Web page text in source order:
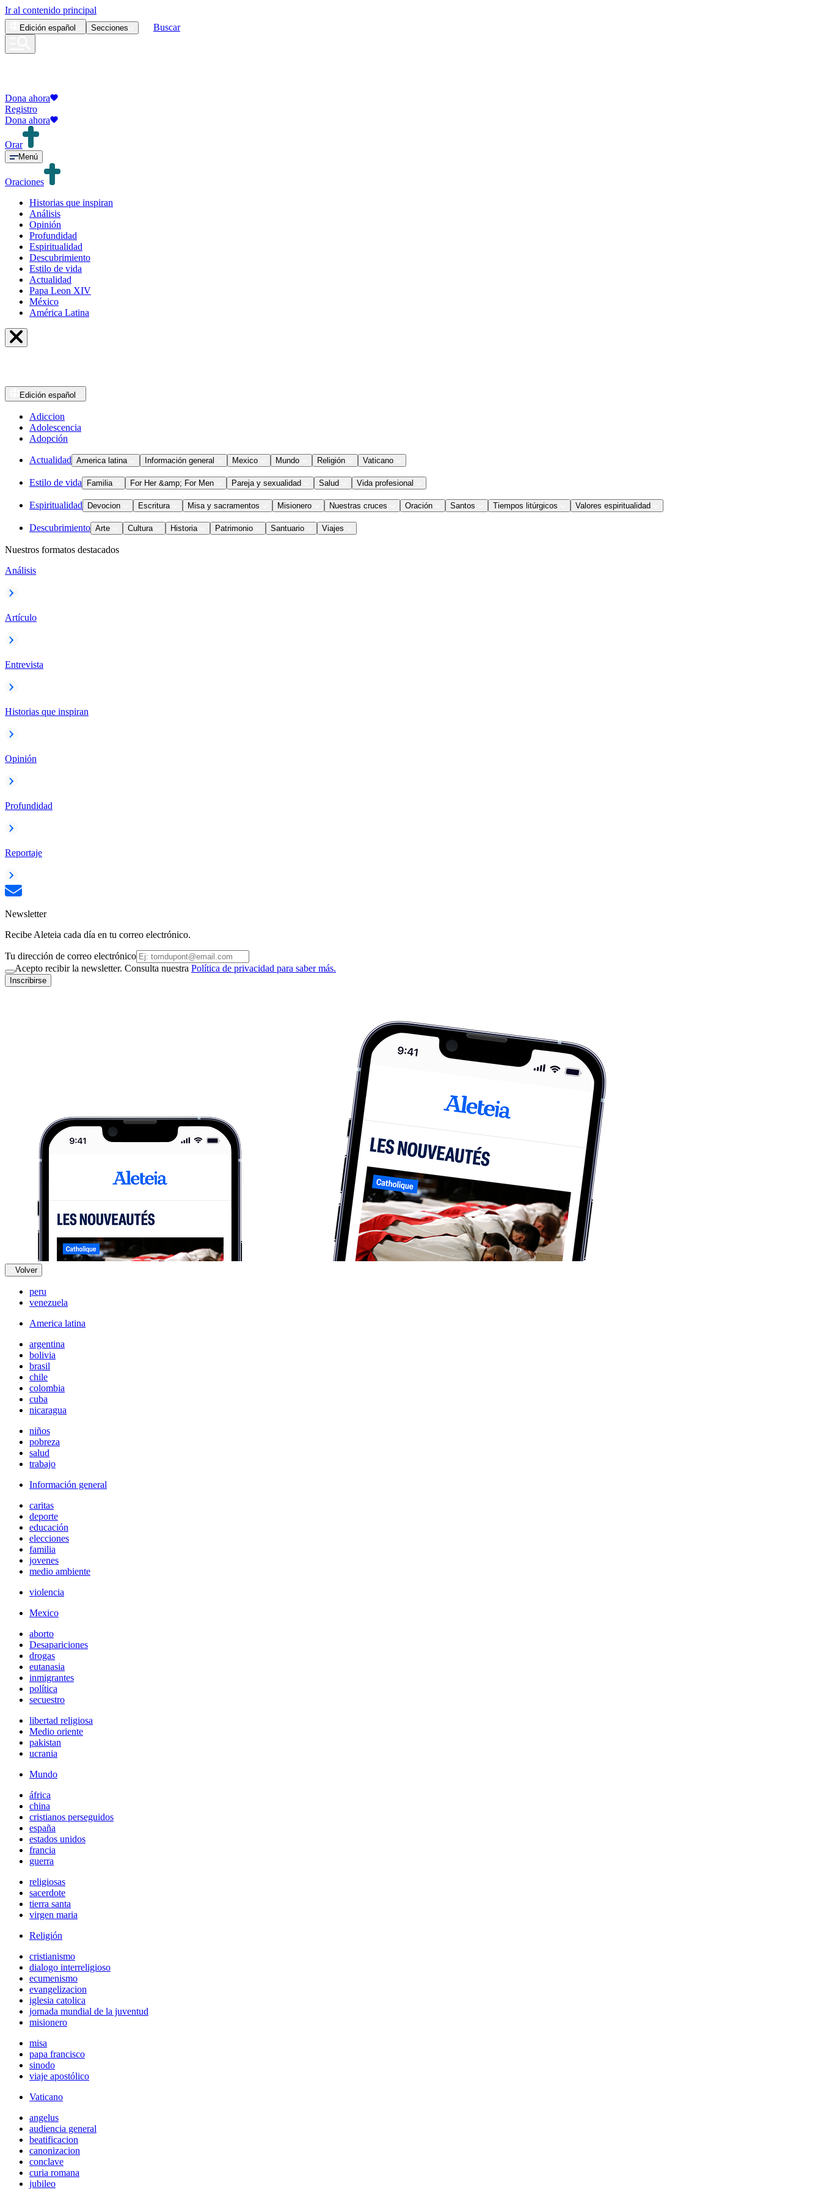
Ir al contenido principal
Edición español Secciones Buscar
Dona ahora
Registro
Dona ahora
Orar
Menú
Oraciones
Historias que inspiran
Análisis
Opinión
Profundidad
Espiritualidad
Descubrimiento
Estilo de vida
Actualidad
Papa Leon XIV
México
América Latina
Edición español
Adiccion
Adolescencia
Adopción
Actualidad America latina Información general Mexico Mundo Religión Vaticano
Estilo de vida Familia For Her &amp; For Men Pareja y sexualidad Salud Vida profesional
Espiritualidad Devocion Escritura Misa y sacramentos Misionero Nuestras cruces Oración Santos Tiempos litúrgicos Valores espiritualidad
Descubrimiento Arte Cultura Historia Patrimonio Santuario Viajes
Nuestros formatos destacados
Análisis
Artículo
Entrevista
Historias que inspiran
Opinión
Profundidad
Reportaje
Newsletter
Recibe Aleteia cada día en tu correo electrónico.
Tu dirección de correo electrónico
Acepto recibir la newsletter. Consulta nuestra Política de privacidad para saber más.
Inscribirse
Volver
peru
venezuela
America latina
argentina
bolivia
brasil
chile
colombia
cuba
nicaragua
niños
pobreza
salud
trabajo
Información general
caritas
deporte
educación
elecciones
familia
jovenes
medio ambiente
violencia
Mexico
aborto
Desapariciones
drogas
eutanasia
inmigrantes
política
secuestro
libertad religiosa
Medio oriente
pakistan
ucrania
Mundo
áfrica
china
cristianos perseguidos
españa
estados unidos
francia
guerra
religiosas
sacerdote
tierra santa
virgen maria
Religión
cristianismo
dialogo interreligioso
ecumenismo
evangelizacion
iglesia catolica
jornada mundial de la juventud
misionero
misa
papa francisco
sinodo
viaje apostólico
Vaticano
angelus
audiencia general
beatificacion
canonizacion
conclave
curia romana
jubileo